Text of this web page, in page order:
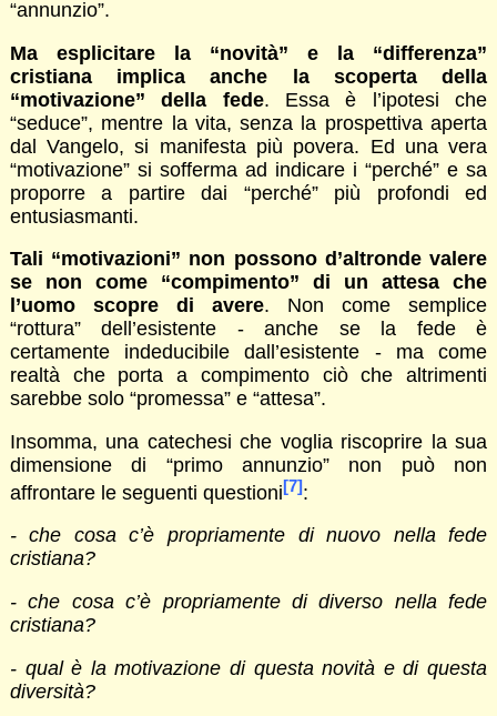
“annunzio”.
Ma esplicitare la “novità” e la “differenza”
cristiana implica anche la scoperta della
“motivazione” della fede. Essa è l’ipotesi che
“seduce”, mentre la vita, senza la prospettiva aperta
dal Vangelo, si manifesta più povera. Ed una vera
“motivazione” si sofferma ad indicare i “perché” e sa
proporre a partire dai “perché” più profondi ed
entusiasmanti.
Tali “motivazioni” non possono d’altronde valere
se non come “compimento” di un attesa che
l’uomo scopre di avere. Non come semplice
“rottura” dell’esistente - anche se la fede è
certamente indeducibile dall’esistente - ma come
realtà che porta a compimento ciò che altrimenti
sarebbe solo “promessa” e “attesa”.
Insomma, una catechesi che voglia riscoprire la sua
dimensione di “primo annunzio” non può non
affrontare le seguenti questioni[7]:
- che cosa c’è propriamente di nuovo nella fede
cristiana?
- che cosa c’è propriamente di diverso nella fede
cristiana?
- qual è la motivazione di questa novità e di questa
diversità?